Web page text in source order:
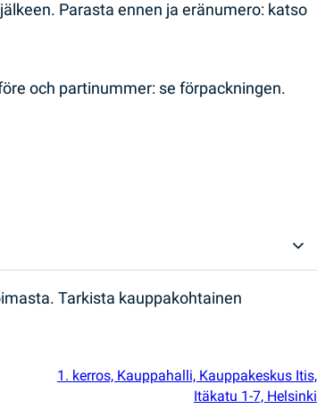
Parasta ennen ja eränumero: katso
och partinummer: se förpackningen.
Tarkista kauppakohtainen
1. kerros, Kauppahalli, Kauppakeskus Itis,
Itäkatu 1-7, Helsinki